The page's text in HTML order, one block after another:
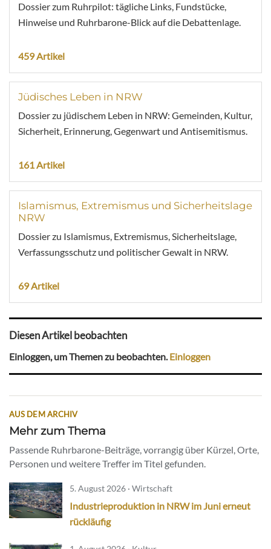
Dossier zum Ruhrpilot: tägliche Links, Fundstücke,
Hinweise und Ruhrbarone-Blick auf die Debattenlage.
459 Artikel
Jüdisches Leben in NRW
Dossier zu jüdischem Leben in NRW: Gemeinden, Kultur,
Sicherheit, Erinnerung, Gegenwart und Antisemitismus.
161 Artikel
Islamismus, Extremismus und Sicherheitslage
NRW
Dossier zu Islamismus, Extremismus, Sicherheitslage,
Verfassungsschutz und politischer Gewalt in NRW.
69 Artikel
Diesen Artikel beobachten
Einloggen, um Themen zu beobachten.Einloggen
AUS DEM ARCHIV
Mehr zum Thema
Passende Ruhrbarone-Beiträge, vorrangig über Kürzel, Orte,
Personen und weitere Treffer im Titel gefunden.
5. August 2026 · Wirtschaft
Industrieproduktion in NRW im Juni erneut
rückläufig